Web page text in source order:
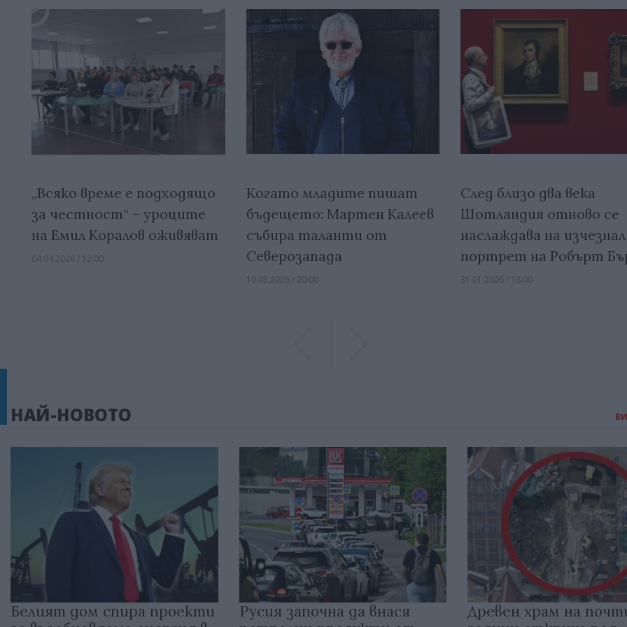
„Всяко време е подходящо
за честност“ – уроците
на Емил Коралов оживяват
04.04.2026 / 12:00
Когато младите пишат
бъдещето: Мартен Калеев
събира таланти от
Северозапада
10.03.2026 / 20:00
След близо два века
Шотландия отново се
наслаждава на изчезнал
портрет на Робърт
31.01.2026 / 18:00
НАЙ-НОВОТО
Белият дом спира проекти
Русия започна да внася
Древен храм на